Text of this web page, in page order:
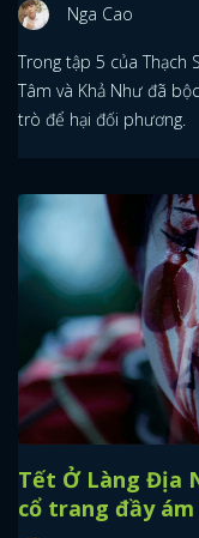
Nga Cao
Trong tập 5 của Thạch
Tâm và Khả Như đã
trò để hại đối phương.
Tết Ở Làng Địa
cổ trang đầy ám